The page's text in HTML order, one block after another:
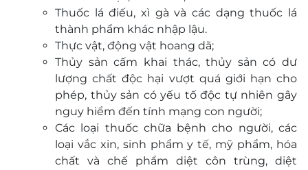
Thuốc lá điếu, xì gà và các dạng thuốc lá
thành phẩm khác nhập lậu.
Thực vật, động vật hoang dã;
Thủy sản cấm khai thác, thủy sản có dư
lượng chất độc hại vượt quá giới hạn cho
phép, thủy sản có yếu tố độc tự nhiên gây
nguy hiểm đến tính mạng con người;
Các loại thuốc chữa bệnh cho người, các
loại vắc xin, sinh phẩm y tế, mỹ phẩm, hóa
chất và chế phẩm diệt côn trùng, diệt